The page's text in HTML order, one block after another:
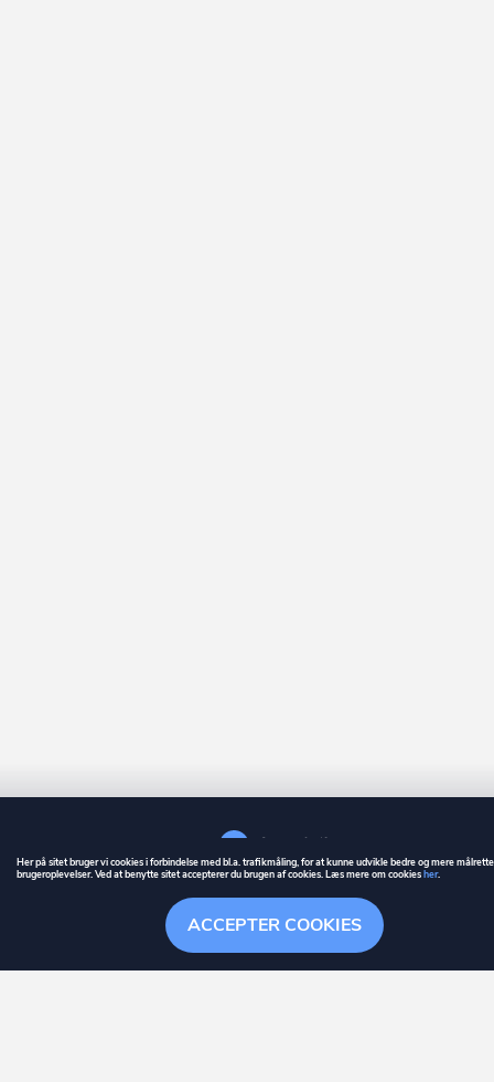
Søgehistorik Menu
GUIDE BETINGELSER
er et registreret varemærke tilhørende ownr ApS – CVR nr.: 36 40 88
Stationsparken 26. 2., 2600 Glostrup, info@ownr.dk
ACCEPTER COOKIES
Her på sitet bruger vi cookies i forbindelse med bl.a. trafikmåling, for at kunne udvikle bedre og mere
brugeroplevelser. Ved at benytte sitet accepterer du brugen af cookies. Læs mere om cookiesher.